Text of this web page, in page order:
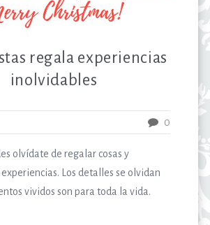
regala experiencias
inolvidables
0
olvídate de regalar cosas y
Los detalles se olvidan
vividos son para toda la vida.